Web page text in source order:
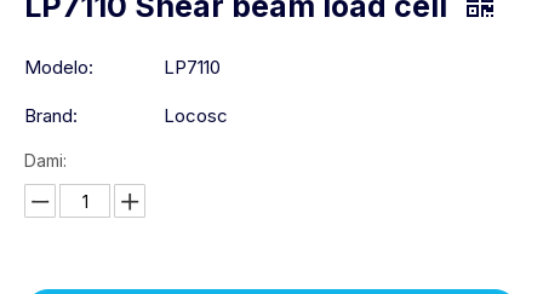
Modelo: LP7110
Brand: Locosc
Dami: